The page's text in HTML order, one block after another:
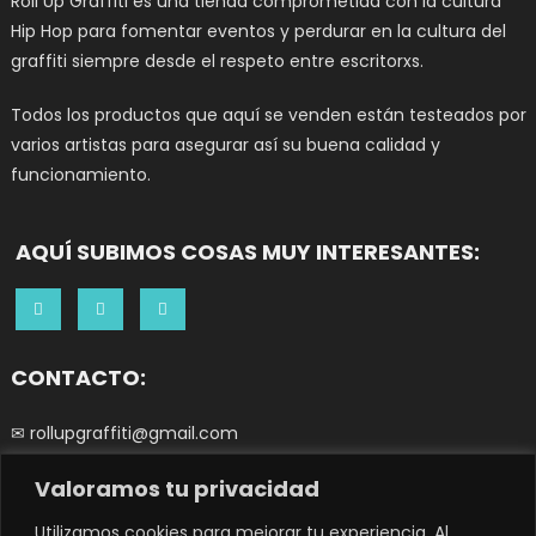
Valoramos tu privacidad
Hip Hop para fomentar eventos y perdurar en la cultura del
graffiti siempre desde el respeto entre escritorxs.
Todos los productos que aquí se venden están testeados por
varios artistas para asegurar así su buena calidad y
funcionamiento.
AQUÍ SUBIMOS COSAS MUY INTERESANTES:
CONTACTO:
✉ rollupgraffiti@gmail.com
☎ 644252266